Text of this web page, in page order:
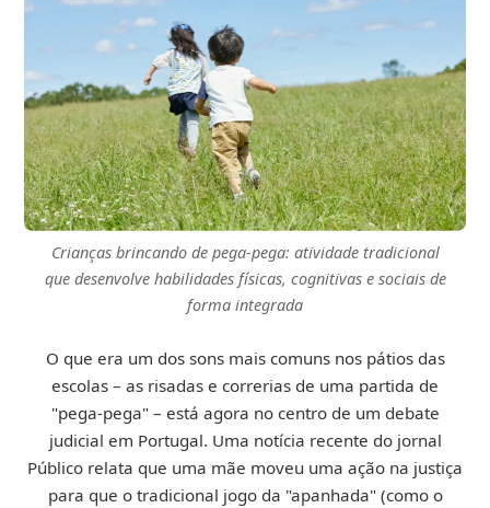
Crianças brincando de pega-pega: atividade tradicional
que desenvolve habilidades físicas, cognitivas e sociais de
forma integrada
O que era um dos sons mais comuns nos pátios das
escolas – as risadas e correrias de uma partida de
"pega-pega" – está agora no centro de um debate
judicial em Portugal. Uma notícia recente do jornal
Público relata que uma mãe moveu uma ação na justiça
para que o tradicional jogo da "apanhada" (como o